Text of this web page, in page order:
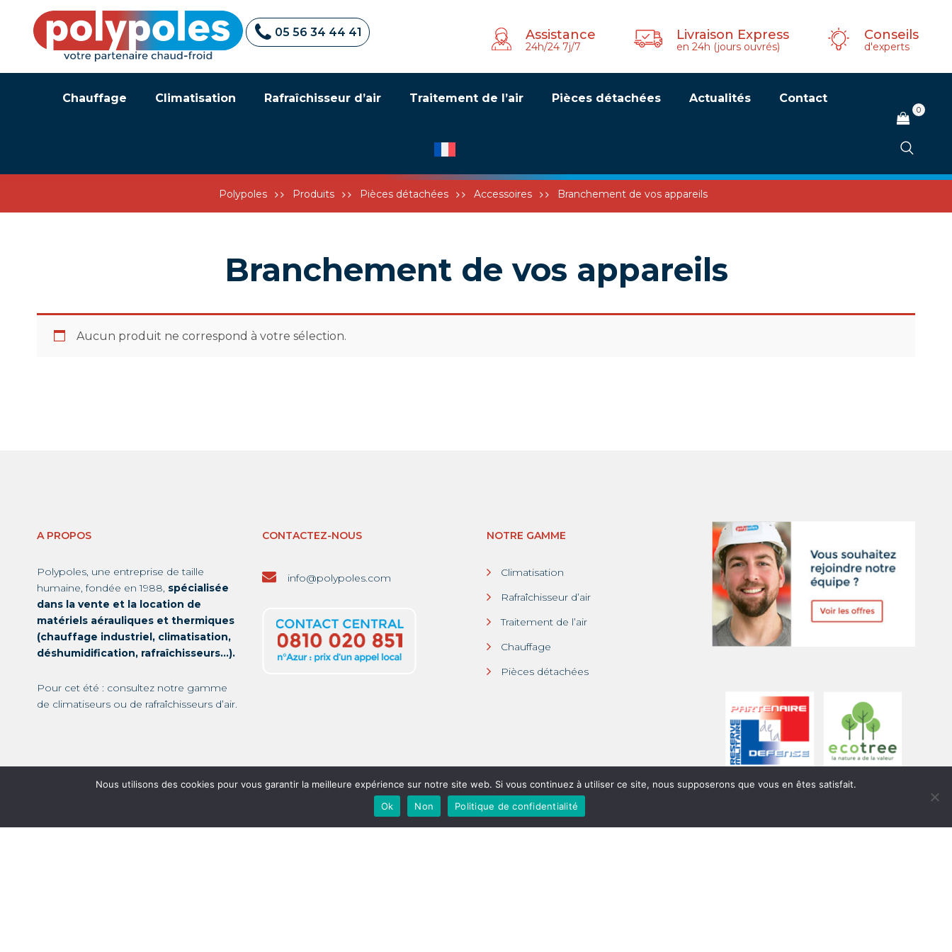
05 56 34 44 41 Assistance
24h/24 7j/7
Livraison Express
en 24h (jours ouvrés)
Conseils
d'experts
Chauffage Climatisation Rafraîchisseur d’air Traitement de l’air Pièces détachées Actualités Contact
0
Polypoles Produits Pièces détachées Accessoires Branchement de vos appareils
Branchement de vos appareils
Aucun produit ne correspond à votre sélection.
A PROPOS
Polypoles, une entreprise de taille
humaine, fondée en 1988, spécialisée
dans la vente et la location de
matériels aérauliques et thermiques
(chauffage industriel, climatisation,
déshumidification, rafraîchisseurs…).
Pour cet été : consultez notre gamme
de climatiseurs ou de rafraîchisseurs d’air.
CONTACTEZ-NOUS
info@polypoles.com
NOTRE GAMME
Climatisation
Rafraîchisseur d’air
Traitement de l’air
Chauffage
Pièces détachées
Nous utilisons des cookies pour vous garantir la meilleure expérience sur notre site web. Si vous continuez à utiliser ce site, nous supposerons que vous en êtes satisfait.
Ok
Non Politique de confidentialité